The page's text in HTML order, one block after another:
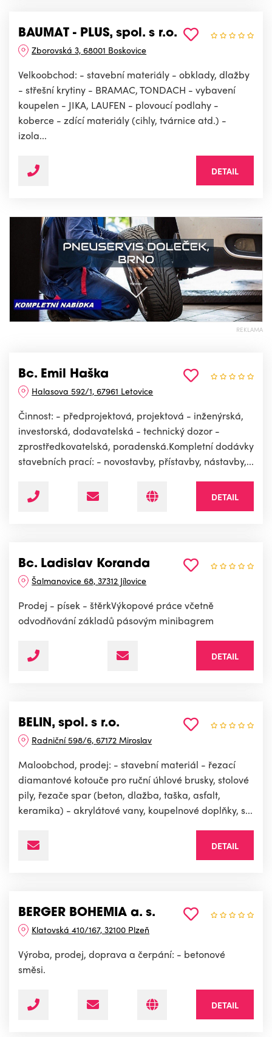
BAUMAT - PLUS, spol. s r.o.
Zborovská 3, 68001 Boskovice
Velkoobchod: - stavební materiály - obklady, dlažby
- střešní krytiny - BRAMAC, TONDACH - vybavení
koupelen - JIKA, LAUFEN - plovoucí podlahy -
koberce - zdící materiály (cihly, tvárnice atd.) -
izola...
DETAIL
REKLAMA
Bc. Emil Haška
Halasova 592/1, 67961 Letovice
Činnost: - předprojektová, projektová - inženýrská,
investorská, dodavatelská - technický dozor -
zprostředkovatelská, poradenská.Kompletní dodávky
stavebních prací: - novostavby, přístavby, nástavby,...
DETAIL
Bc. Ladislav Koranda
Šalmanovice 68, 37312 Jílovice
Prodej - písek - štěrkVýkopové práce včetně
odvodňování základů pásovým minibagrem
DETAIL
BELIN, spol. s r.o.
Radniční 598/6, 67172 Miroslav
Maloobchod, prodej: - stavební materiál - řezací
diamantové kotouče pro ruční úhlové brusky, stolové
pily, řezače spar (beton, dlažba, taška, asfalt,
keramika) - akrylátové vany, koupelnové doplňky, s...
DETAIL
BERGER BOHEMIA a. s.
Klatovská 410/167, 32100 Plzeň
Výroba, prodej, doprava a čerpání: - betonové
směsi.
DETAIL